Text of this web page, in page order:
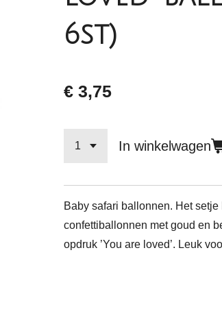
6st)
€ 3,75
In winkelwagen
Baby safari ballonnen. Het
confettiballonnen met goud en
opdruk ’You are loved’. Leuk